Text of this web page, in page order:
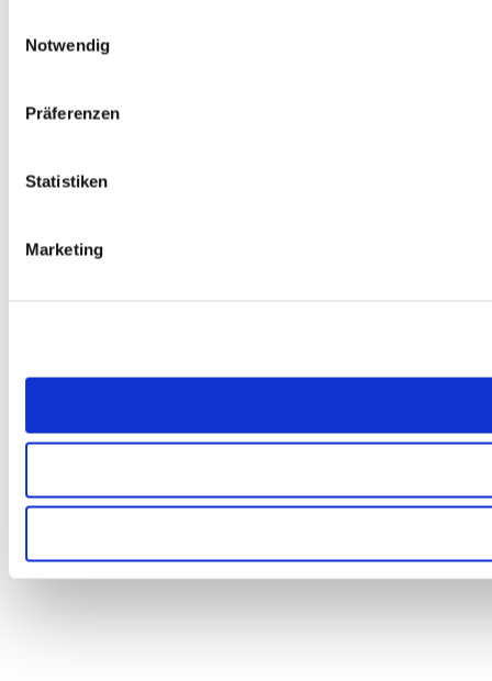
Notwendig
Präferenzen
Statistiken
Marketing